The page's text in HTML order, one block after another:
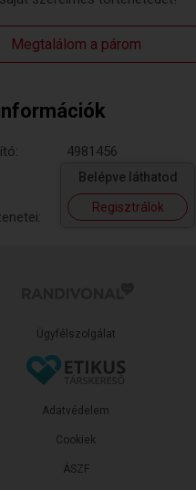
Megtalálom a párom
4981456
Belépve láthatod
Regisztrálok
Ügyfélszolgálat
ÁSZF
Adatvédelem
Cookiek